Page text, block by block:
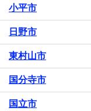
小平市
日野市
東村山市
国分寺市
国立市